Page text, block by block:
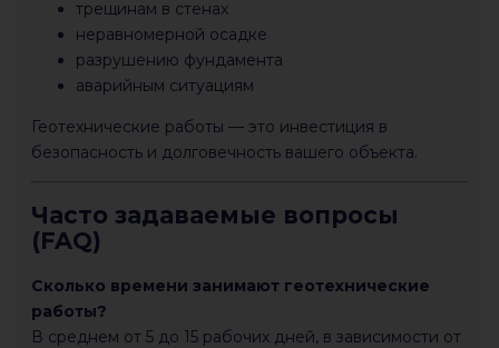
трещинам в стенах
неравномерной осадке
разрушению фундамента
аварийным ситуациям
Геотехнические работы — это инвестиция в
безопасность и долговечность вашего объекта.
Часто задаваемые вопросы
(FAQ)
Сколько времени занимают геотехнические
работы?
В среднем от 5 до 15 рабочих дней, в зависимости от